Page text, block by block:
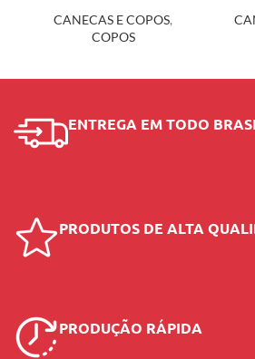
CANECAS E COPOS,
COPOS
ENTREGA EM TODO
PRODUTOS DE ALTA
PRODUÇÃO RÁPIDA